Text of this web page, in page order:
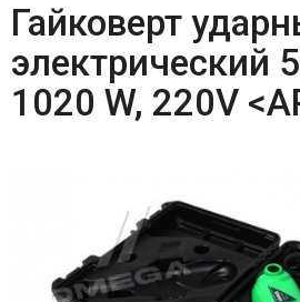
Гайковерт
электрический
1020 W, 220V